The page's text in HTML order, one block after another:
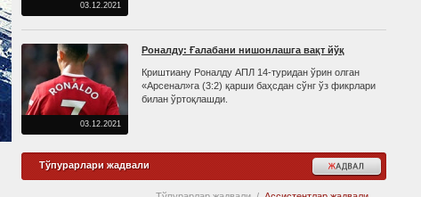
03.12.2021
03.12.2021
Роналду: Ғалабани нишонлашга вақт йўқ
Криштиану Роналду АПЛ 14-туридан ўрин олган
«Арсенал»га (3:2) қарши баҳсдан сўнг ўз фикрлари
билан ўртоқлашди.
Тўпурарлари жадвали